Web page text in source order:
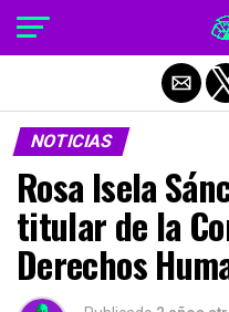
NOTICIAS
Rosa Isela
titular de la
Derechos
Salir de